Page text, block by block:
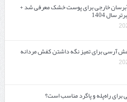
خارجی برای پوست خشک معرفی شد +
سال 1404
آرسی برای تمیز نگه داشتن کفش مردانه
برای راه‌پله و پاگرد مناسب است؟